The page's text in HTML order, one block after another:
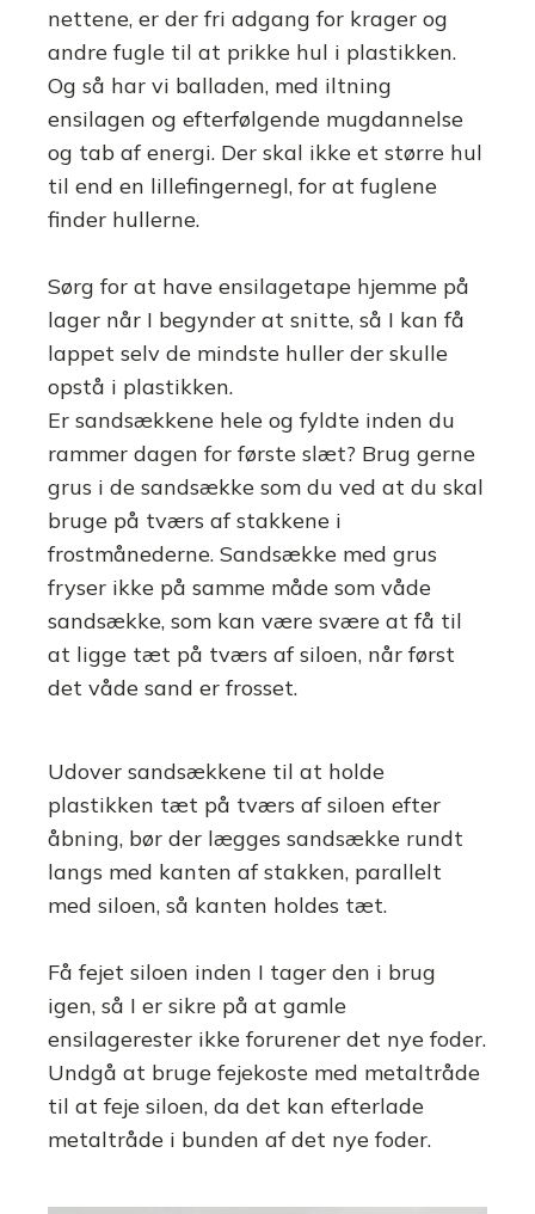
nettene, er der fri adgang for krager og
andre fugle til at prikke hul i plastikken.
Og så har vi balladen, med iltning
ensilagen og efterfølgende mugdannelse
og tab af energi. Der skal ikke et større hul
til end en lillefingernegl, for at fuglene
finder hullerne.
Sørg for at have ensilagetape hjemme på
lager når I begynder at snitte, så I kan få
lappet selv de mindste huller der skulle
opstå i plastikken.
Er sandsækkene hele og fyldte inden du
rammer dagen for første slæt? Brug gerne
grus i de sandsække som du ved at du skal
bruge på tværs af stakkene i
frostmånederne. Sandsække med grus
fryser ikke på samme måde som våde
sandsække, som kan være svære at få til
at ligge tæt på tværs af siloen, når først
det våde sand er frosset.
Udover sandsækkene til at holde
plastikken tæt på tværs af siloen efter
åbning, bør der lægges sandsække rundt
langs med kanten af stakken, parallelt
med siloen, så kanten holdes tæt.
Få fejet siloen inden I tager den i brug
igen, så I er sikre på at gamle
ensilagerester ikke forurener det nye foder.
Undgå at bruge fejekoste med metaltråde
til at feje siloen, da det kan efterlade
metaltråde i bunden af det nye foder.